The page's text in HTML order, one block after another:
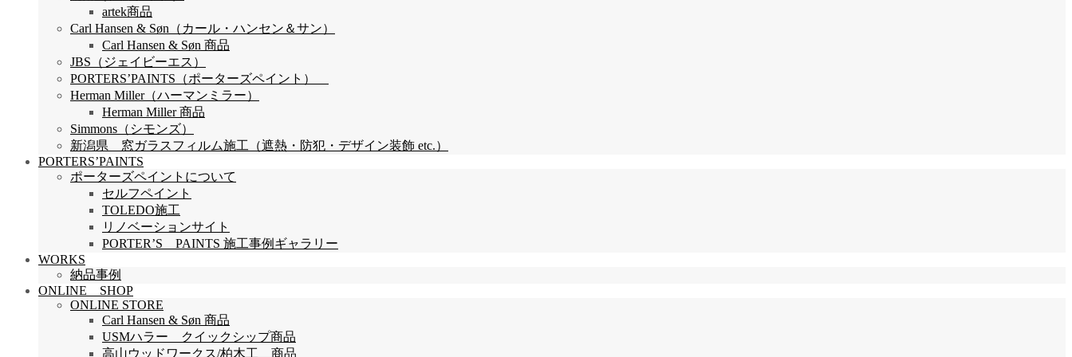
artek商品
Carl Hansen & Søn（カール・ハンセン＆サン）
Carl Hansen & Søn 商品
JBS（ジェイビーエス）
PORTERS’PAINTS（ポーターズペイント）
Herman Miller（ハーマンミラー）
Herman Miller 商品
Simmons（シモンズ）
新潟県 窓ガラスフィルム施工（遮熱・防犯・デザイン装飾 etc.）
PORTERS’PAINTS
ポーターズペイントについて
セルフペイント
TOLEDO施工
リノベーションサイト
PORTER’S PAINTS 施工事例ギャラリー
WORKS
納品事例
ONLINE SHOP
ONLINE STORE
Carl Hansen & Søn 商品
USMハラー クイックシップ商品
高山ウッドワークス/柏木工 商品